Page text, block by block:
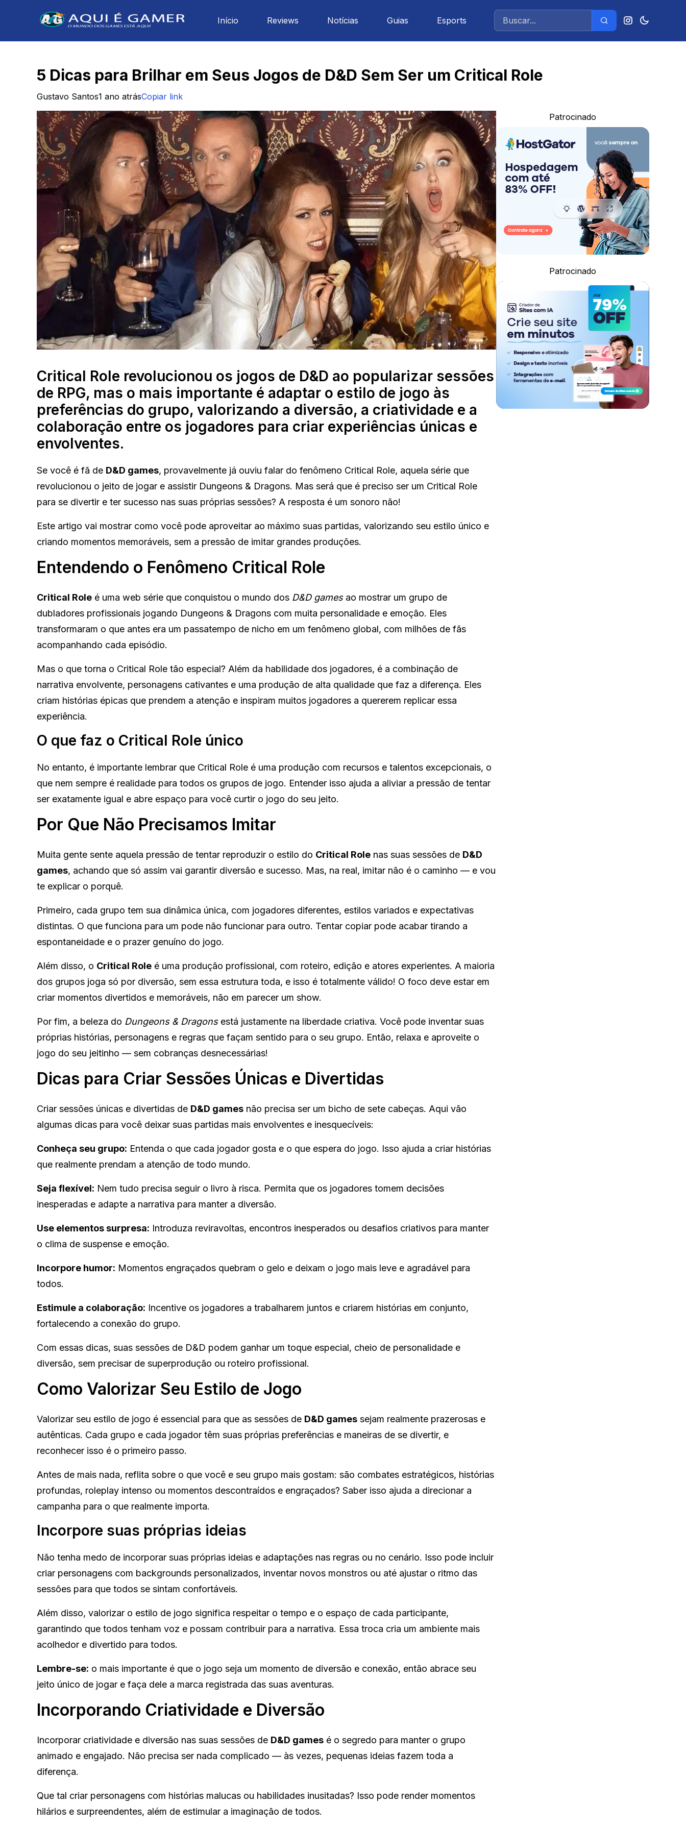
Início Reviews Notícias Guias Esports
5 Dicas para Brilhar em Seus Jogos de D&D Sem Ser um Critical Role
Gustavo Santos1 ano atrásCopiar link
Critical Role revolucionou os jogos de D&D ao popularizar sessões
de RPG, mas o mais importante é adaptar o estilo de jogo às
preferências do grupo, valorizando a diversão, a criatividade e a
colaboração entre os jogadores para criar experiências únicas e
envolventes.
Se você é fã de D&D games, provavelmente já ouviu falar do fenômeno Critical Role, aquela série que
revolucionou o jeito de jogar e assistir Dungeons & Dragons. Mas será que é preciso ser um Critical Role
para se divertir e ter sucesso nas suas próprias sessões? A resposta é um sonoro não!
Este artigo vai mostrar como você pode aproveitar ao máximo suas partidas, valorizando seu estilo único e
criando momentos memoráveis, sem a pressão de imitar grandes produções.
Entendendo o Fenômeno Critical Role
Critical Role é uma web série que conquistou o mundo dos D&D gamesao mostrar um grupo de
dubladores profissionais jogando Dungeons & Dragons com muita personalidade e emoção. Eles
transformaram o que antes era um passatempo de nicho em um fenômeno global, com milhões de fãs
acompanhando cada episódio.
Mas o que torna o Critical Role tão especial? Além da habilidade dos jogadores, é a combinação de
narrativa envolvente, personagens cativantes e uma produção de alta qualidade que faz a diferença. Eles
criam histórias épicas que prendem a atenção e inspiram muitos jogadores a quererem replicar essa
experiência.
O que faz o Critical Role único
No entanto, é importante lembrar que Critical Role é uma produção com recursos e talentos excepcionais, o
que nem sempre é realidade para todos os grupos de jogo. Entender isso ajuda a aliviar a pressão de tentar
ser exatamente igual e abre espaço para você curtir o jogo do seu jeito.
Por Que Não Precisamos Imitar
Muita gente sente aquela pressão de tentar reproduzir o estilo do Critical Role nas suas sessões de D&D
games, achando que só assim vai garantir diversão e sucesso. Mas, na real, imitar não é o caminho — e vou
te explicar o porquê.
Primeiro, cada grupo tem sua dinâmica única, com jogadores diferentes, estilos variados e expectativas
distintas. O que funciona para um pode não funcionar para outro. Tentar copiar pode acabar tirando a
espontaneidade e o prazer genuíno do jogo.
Além disso, o Critical Role é uma produção profissional, com roteiro, edição e atores experientes. A maioria
dos grupos joga só por diversão, sem essa estrutura toda, e isso é totalmente válido! O foco deve estar em
criar momentos divertidos e memoráveis, não em parecer um show.
Por fim, a beleza do Dungeons & Dragonsestá justamente na liberdade criativa. Você pode inventar suas
próprias histórias, personagens e regras que façam sentido para o seu grupo. Então, relaxa e aproveite o
jogo do seu jeitinho — sem cobranças desnecessárias!
Dicas para Criar Sessões Únicas e Divertidas
Criar sessões únicas e divertidas de D&D games não precisa ser um bicho de sete cabeças. Aqui vão
algumas dicas para você deixar suas partidas mais envolventes e inesquecíveis:
Conheça seu grupo: Entenda o que cada jogador gosta e o que espera do jogo. Isso ajuda a criar histórias
que realmente prendam a atenção de todo mundo.
Seja flexível: Nem tudo precisa seguir o livro à risca. Permita que os jogadores tomem decisões
inesperadas e adapte a narrativa para manter a diversão.
Use elementos surpresa: Introduza reviravoltas, encontros inesperados ou desafios criativos para manter
o clima de suspense e emoção.
Incorpore humor: Momentos engraçados quebram o gelo e deixam o jogo mais leve e agradável para
todos.
Estimule a colaboração: Incentive os jogadores a trabalharem juntos e criarem histórias em conjunto,
fortalecendo a conexão do grupo.
Com essas dicas, suas sessões de D&D podem ganhar um toque especial, cheio de personalidade e
diversão, sem precisar de superprodução ou roteiro profissional.
Como Valorizar Seu Estilo de Jogo
Valorizar seu estilo de jogo é essencial para que as sessões de D&D games sejam realmente prazerosas e
autênticas. Cada grupo e cada jogador têm suas próprias preferências e maneiras de se divertir, e
reconhecer isso é o primeiro passo.
Antes de mais nada, reflita sobre o que você e seu grupo mais gostam: são combates estratégicos, histórias
profundas, roleplay intenso ou momentos descontraídos e engraçados? Saber isso ajuda a direcionar a
campanha para o que realmente importa.
Incorpore suas próprias ideias
Não tenha medo de incorporar suas próprias ideias e adaptações nas regras ou no cenário. Isso pode incluir
criar personagens com backgrounds personalizados, inventar novos monstros ou até ajustar o ritmo das
sessões para que todos se sintam confortáveis.
Além disso, valorizar o estilo de jogo significa respeitar o tempo e o espaço de cada participante,
garantindo que todos tenham voz e possam contribuir para a narrativa. Essa troca cria um ambiente mais
acolhedor e divertido para todos.
Lembre-se: o mais importante é que o jogo seja um momento de diversão e conexão, então abrace seu
jeito único de jogar e faça dele a marca registrada das suas aventuras.
Incorporando Criatividade e Diversão
Incorporar criatividade e diversão nas suas sessões de D&D games é o segredo para manter o grupo
animado e engajado. Não precisa ser nada complicado — às vezes, pequenas ideias fazem toda a
diferença.
Que tal criar personagens com histórias malucas ou habilidades inusitadas? Isso pode render momentos
hilários e surpreendentes, além de estimular a imaginação de todos.
Patrocinado
Patrocinado